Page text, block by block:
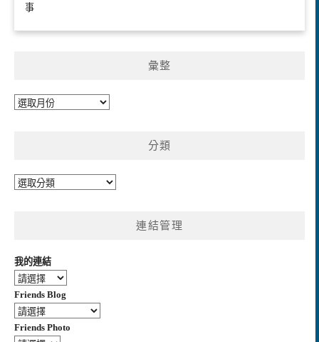
事
彙整
彙
分類
分
連結管理
我的連結
Friends Blog
Friends Photo